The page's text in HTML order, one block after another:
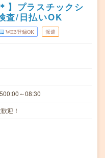
】プラスチックシ
査/日払いOK
WEB登録OK 派遣
～08:30
迎！